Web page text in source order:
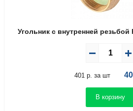
Угольник с внутренней резьбой
401 р. за шт
В корзину